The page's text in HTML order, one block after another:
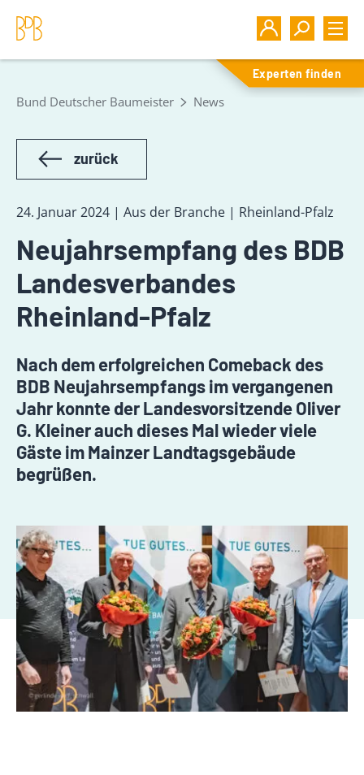
Experten finden
Bund Deutscher Baumeister News
zurück
24. Januar 2024 | Aus der Branche | Rheinland-Pfalz
Neujahrsempfang des BDB
Landesverbandes
Rheinland-Pfalz
Nach dem erfolgreichen Comeback des
BDB Neujahrsempfangs im vergangenen
Jahr konnte der Landesvorsitzende Oliver
G. Kleiner auch dieses Mal wieder viele
Gäste im Mainzer Landtagsgebäude
begrüßen.